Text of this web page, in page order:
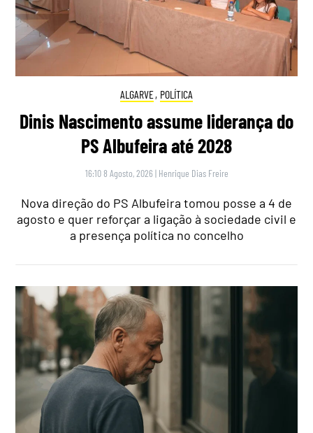
ALGARVE, POLÍTICA
Dinis Nascimento assume liderança do
PS Albufeira até 2028
16:10 8 Agosto, 2026 | Henrique Dias Freire
Nova direção do PS Albufeira tomou posse a 4 de
agosto e quer reforçar a ligação à sociedade civil e
a presença política no concelho